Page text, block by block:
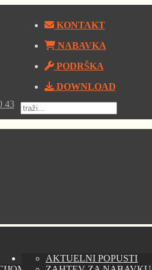
43
KONTAKT
NABAVKA
PODRŠKA
DOWNLOAD
AKTUELNI POPUSTI